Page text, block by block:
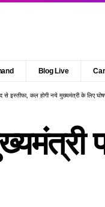
Blog Live
से इस्तीफा, कल होगी नये मुख्यमंत्री के लिए